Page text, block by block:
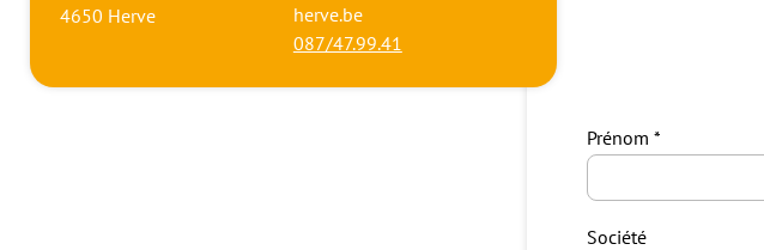
4650 Herve
herve.be
087/47.99.41
Prénom
Société